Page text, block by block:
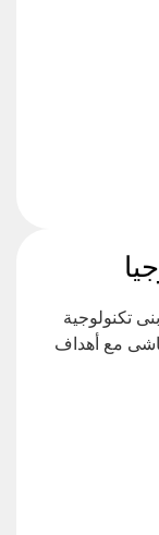
تكنولوجية
مع أهداف